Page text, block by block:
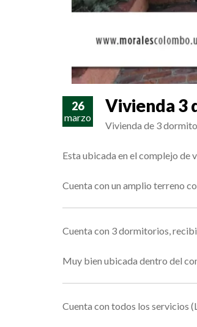
26
marzo
Vivienda 3
Vivienda de 3
Esta ubicada en el complejo de
Cuenta con un amplio terreno
Cuenta con 3 dormitorios,
Muy bien ubicada dentro del
Cuenta con todos los servicios